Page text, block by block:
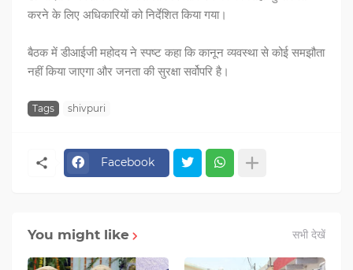
करने के लिए अधिकारियों को निर्देशित किया गया।
बैठक में डीआईजी महोदय ने स्पष्ट कहा कि कानून व्यवस्था से कोई समझौता
नहीं किया जाएगा और जनता की सुरक्षा सर्वोपरि है।
Tags shivpuri
Facebook
You might like सभी देखें